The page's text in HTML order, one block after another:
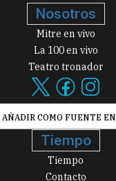
Nosotros
Mitre en vivo
La 100 en vivo
Teatro tronador
AÑADIR COMO FUENTE EN
Tiempo
Tiempo
Contacto